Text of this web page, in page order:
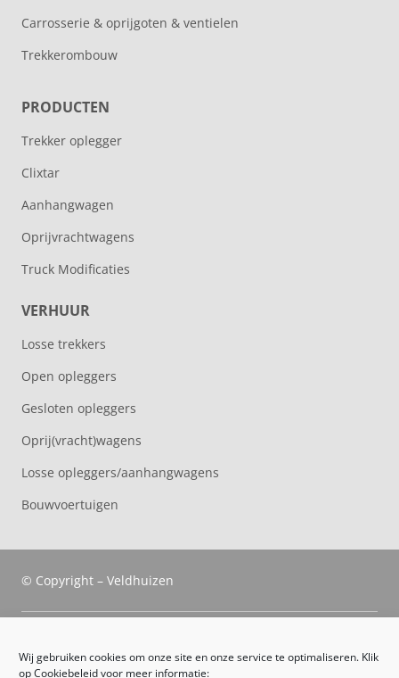
Wij gebruiken cookies om onze site en onze service te optimaliseren. Klik
op Cookiebeleid voor meer informatie:
Carrosserie & oprijgoten & ventielen
Trekkerombouw
PRODUCTEN
Trekker oplegger
Clixtar
Aanhangwagen
Oprijvrachtwagens
Truck Modificaties
VERHUUR
Losse trekkers
Open opleggers
Gesloten opleggers
Oprij(vracht)wagens
Losse opleggers/aanhangwagens
Bouwvoertuigen
© Copyright – Veldhuizen